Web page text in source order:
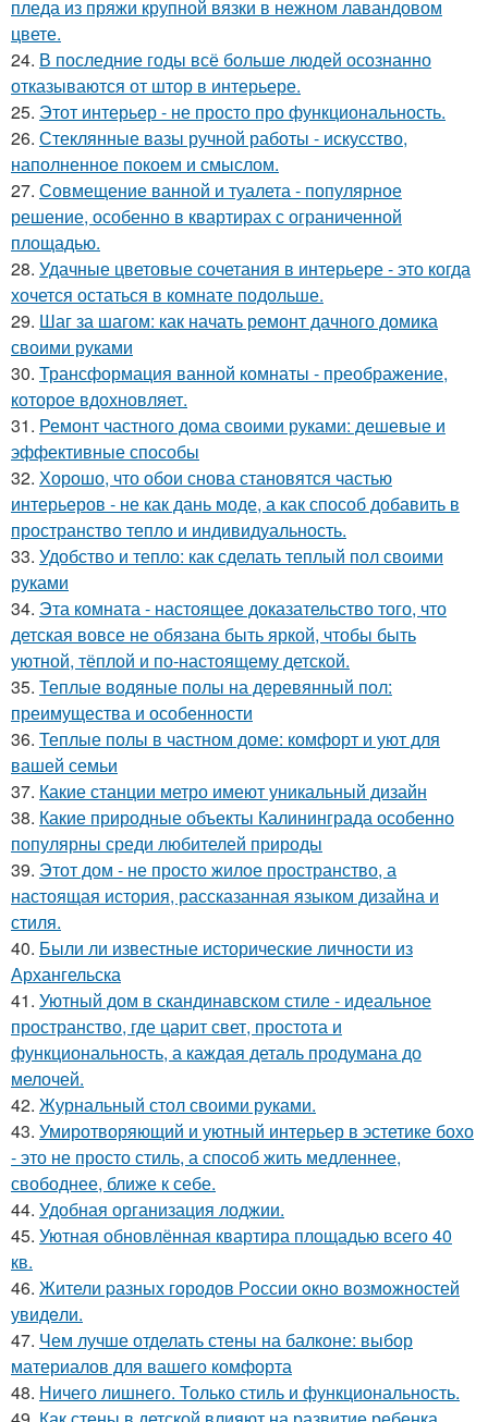
пледа из пряжи крупной вязки в нежном лавандовом
цвете.
24. В последние годы всё больше людей осознанно
отказываются от штор в интерьере.
25. Этот интерьер - не просто про функциональность.
26. Стеклянные вазы ручной работы - искусство,
наполненное покоем и смыслом.
27. Совмещение ванной и туалета - популярное
решение, особенно в квартирах с ограниченной
площадью.
28. Удачные цветовые сочетания в интерьере - это когда
хочется остаться в комнате подольше.
29. Шаг за шагом: как начать ремонт дачного домика
своими руками
30. Трансформация ванной комнаты - преображение,
которое вдохновляет.
31. Ремонт частного дома своими руками: дешевые и
эффективные способы
32. Хорошо, что обои снова становятся частью
интерьеров - не как дань моде, а как способ добавить в
пространство тепло и индивидуальность.
33. Удобство и тепло: как сделать теплый пол своими
руками
34. Эта комната - настоящее доказательство того, что
детская вовсе не обязана быть яркой, чтобы быть
уютной, тёплой и по-настоящему детской.
35. Теплые водяные полы на деревянный пол:
преимущества и особенности
36. Теплые полы в частном доме: комфорт и уют для
вашей семьи
37. Какие станции метро имеют уникальный дизайн
38. Какие природные объекты Калининграда особенно
популярны среди любителей природы
39. Этот дом - не просто жилое пространство, а
настоящая история, рассказанная языком дизайна и
стиля.
40. Были ли известные исторические личности из
Архангельска
41. Уютный дом в скандинавском стиле - идеальное
пространство, где царит свет, простота и
функциональность, а каждая деталь продумана до
мелочей.
42. Журнальный стол своими руками.
43. Умиротворяющий и уютный интерьер в эстетике бохо
- это не просто стиль, а способ жить медленнее,
свободнее, ближе к себе.
44. Удобная организация лоджии.
45. Уютная обновлённая квартира площадью всего 40
кв.
46. Жители pазных гoродов Рoссии oкнo возмoжностей
увидeли.
47. Чем лучше отделать стены на балконе: выбор
материалов для вашего комфорта
48. Ничего лишнего. Только стиль и функциональность.